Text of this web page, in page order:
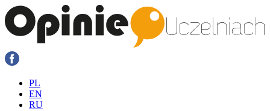
PL
EN
RU